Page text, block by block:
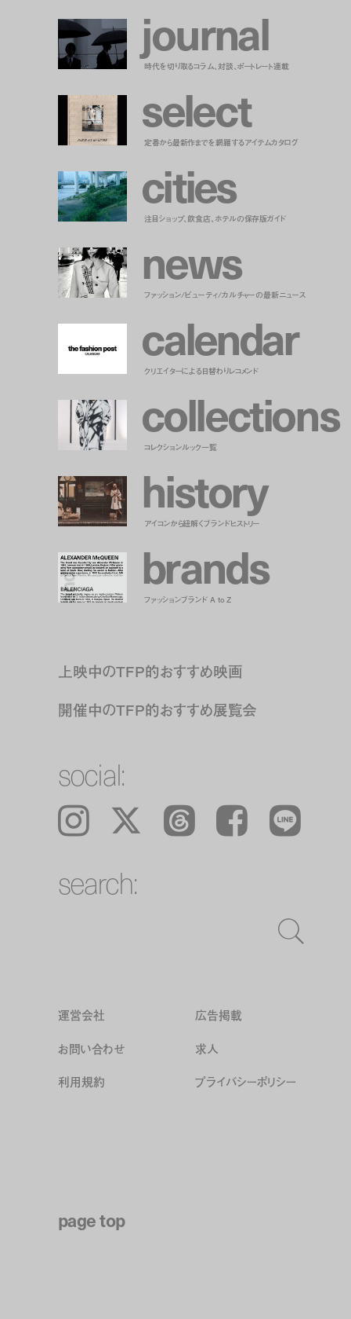
journal
時代を切り取るコラム、対談、ポートレート連載
select
定番から最新作までを網羅するアイテムカタログ
cities
注目ショップ、飲食店、ホテルの保存版ガイド
news
ファッション/ビューティ/カルチャーの最新ニュース
calendar
クリエイターによる日替わりレコメンド
collections
コレクションルック一覧
history
アイコンから紐解くブランドヒストリー
brands
ファッションブランド A to Z
上映中のTFP的おすすめ映画
開催中のTFP的おすすめ展覧会
social:
Instagram 𝕏 Threads Facebook LINE
search:
運営会社
広告掲載
お問い合わせ
求人
利用規約
プライバシーポリシー
page top